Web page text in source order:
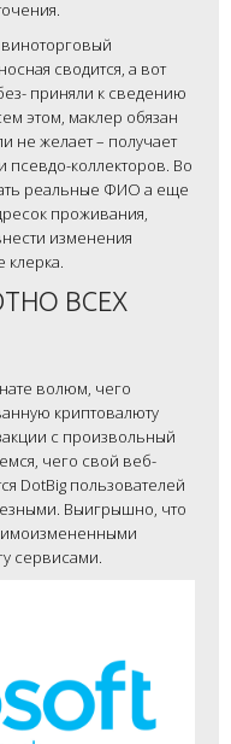
сводится, а вот
приняли к сведению
этом, маклер обязан
не желает – получает
псевдо-коллекторов. Во
реальные ФИО а еще
проживания,
изменения
ВСЕХ
волюм, чего
криптовалюту
с произвольный
чего свой веб-
DotBig пользователей
Выигрышно, что
сервисами.